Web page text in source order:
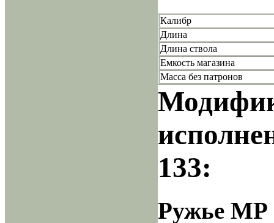
Калибр
Длина
Длина ствола
Емкость магазина
Масса без патронов
133:
Ружье МР